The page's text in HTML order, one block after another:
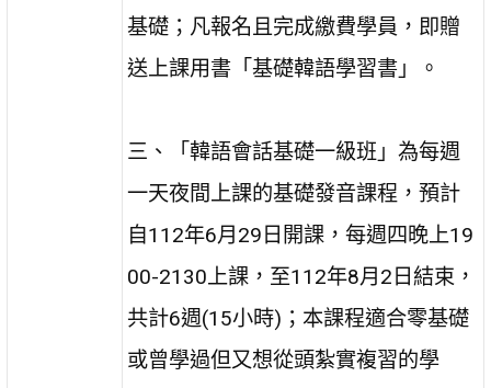
基礎；凡報名且完成繳費學員，即贈
送上課用書「基礎韓語學習書」。
三、「韓語會話基礎一級班」為每週
一天夜間上課的基礎發音課程，預計
自112年6月29日開課，每週四晚上19
00-2130上課，至112年8月2日結束，
共計6週(15小時)；本課程適合零基礎
或曾學過但又想從頭紮實複習的學